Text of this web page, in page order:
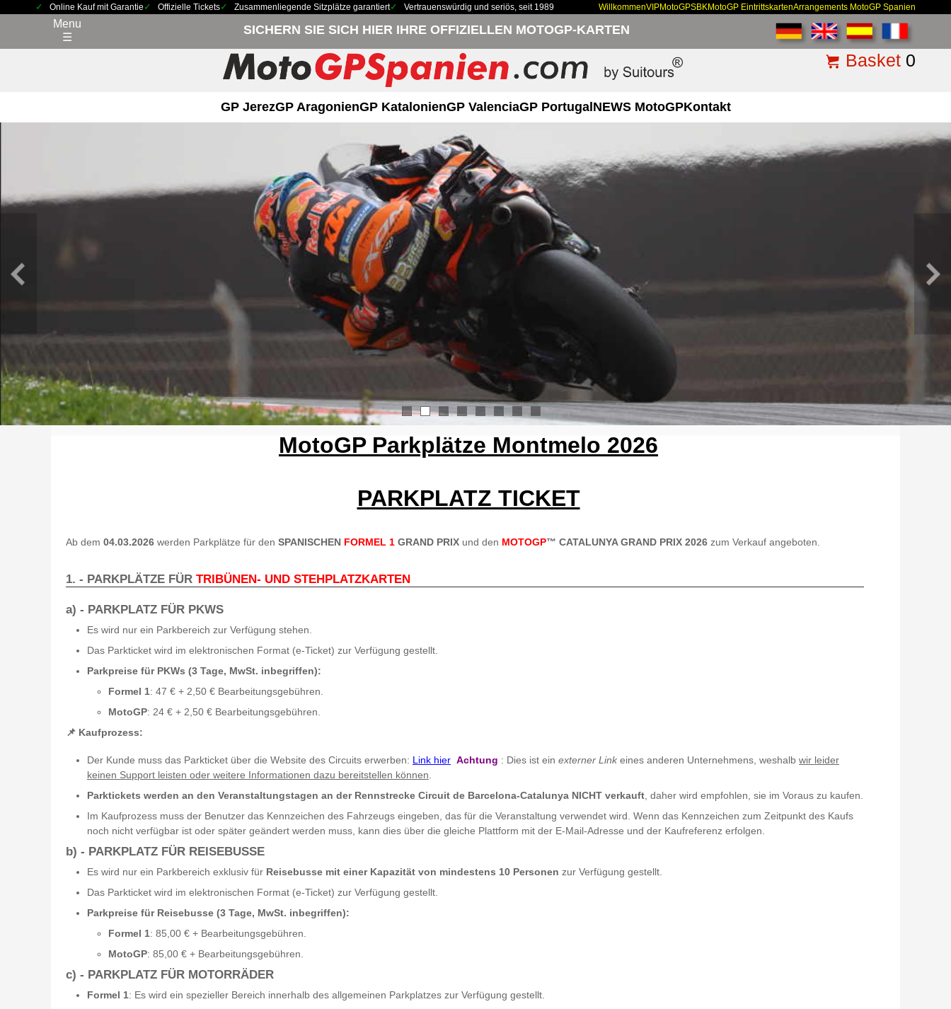
Online Kauf mit Garantie Offizielle Tickets Zusammenliegende Sitzplätze garantiert Vertrauenswürdig und seriös, seit 1989 WillkommenVIPMotoGPSBKMotoGP EintrittskartenArrangements MotoGP Spanien
Menu
☰
SICHERN SIE SICH HIER IHRE OFFIZIELLEN MOTOGP-KARTEN
Basket 0
GP JerezGP AragonienGP KatalonienGP ValenciaGP Portugal NEWS MotoGPKontakt
1 3 4
MotoGP Parkplätze Montmelo 2026
PARKPLATZ TICKET
Ab dem 04.03.2026 werden Parkplätze für den SPANISCHEN FORMEL 1 GRAND PRIX und den MOTOGP™ CATALUNYA GRAND PRIX 2026 zum Verkauf angeboten.
1. - PARKPLÄTZE FÜR TRIBÜNEN- UND STEHPLATZKARTEN
a) - PARKPLATZ FÜR PKWS
Es wird nur ein Parkbereich zur Verfügung stehen.
Das Parkticket wird im elektronischen Format (e-Ticket) zur Verfügung gestellt.
Parkpreise für PKWs (3 Tage, MwSt. inbegriffen):
Formel 1: 47 € + 2,50 € Bearbeitungsgebühren.
MotoGP: 24 € + 2,50 € Bearbeitungsgebühren.
📌 Kaufprozess:
Der Kunde muss das Parkticket über die Website des Circuits erwerben: Link hier Achtung : Dies ist ein externer Link eines anderen Unternehmens, weshalb wir leider
keinen Support leisten oder weitere Informationen dazu bereitstellen können
Parktickets werden an den Veranstaltungstagen an der Rennstrecke Circuit de Barcelona-Catalunya NICHT verkauft , daher wird empfohlen, sie im Voraus zu kaufen.
Im Kaufprozess muss der Benutzer das Kennzeichen des Fahrzeugs eingeben, das für die Veranstaltung verwendet wird. Wenn das Kennzeichen zum Zeitpunkt des Kaufs
noch nicht verfügbar ist oder später geändert werden muss, kann dies über die gleiche Plattform mit der E-Mail-Adresse und der Kaufreferenz erfolgen.
b) - PARKPLATZ FÜR REISEBUSSE
Es wird nur ein Parkbereich exklusiv für Reisebusse mit einer Kapazität von mindestens 10 Personen zur Verfügung gestellt.
Das Parkticket wird im elektronischen Format (e-Ticket) zur Verfügung gestellt.
Parkpreise für Reisebusse (3 Tage, MwSt. inbegriffen):
Formel 1: 85,00 € + Bearbeitungsgebühren.
MotoGP: 85,00 € + Bearbeitungsgebühren.
c) - PARKPLATZ FÜR MOTORRÄDER
Formel 1: Es wird ein spezieller Bereich innerhalb des allgemeinen Parkplatzes zur Verfügung gestellt.